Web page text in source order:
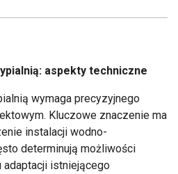
aspekty techniczne
wymaga precyzyjnego
Kluczowe znaczenie ma
instalacji wodno-
determinują możliwości
adaptacji istniejącego